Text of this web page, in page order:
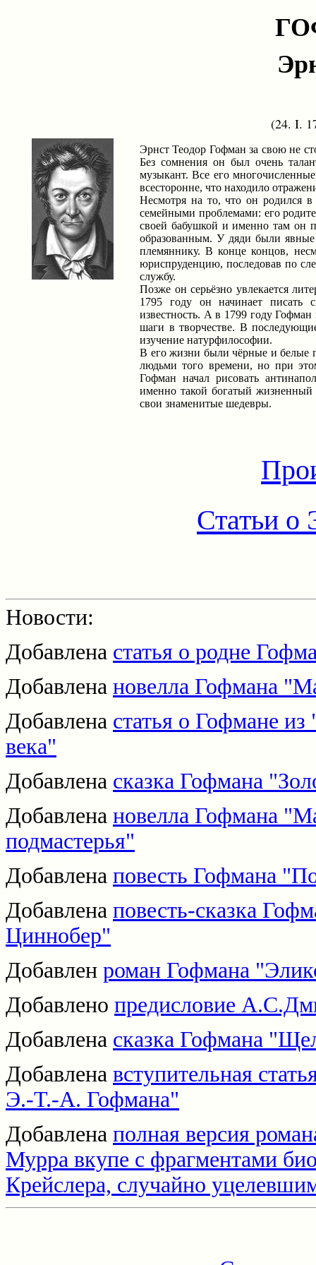
(24. I.
Эрнст Теодор Гофман за свою не
Без сомнения он был очень
музыкант. Все его
всесторонне, что находило
Несмотря на то, что он родился в
семейными проблемами: его
своей бабушкой и именно там он
образованным. У дяди были явные
племяннику. В конце концов,
юриспруденцию, последовав по
службу.
Позже он серьёзно увлекается
1795 году он начинает
известность. А в 1799 году
шаги в творчестве. В
изучение натурфилософии.
В его жизни были чёрные и белые
людьми того времени, но при
Гофман начал рисовать
именно такой богатый
свои знаменитые шедевры.
Статьи
Новости:
Добавлена статья о родне
Добавлена новелла Гофмана
Добавлена статья о Гофмане
века"
Добавлена сказка Гофмана
Добавлена новелла Гофмана
подмастерья"
Добавлена повесть Гофмана
Добавлена повесть-сказка
Циннобер"
Добавлен роман Гофмана
Добавлено предисловие
Добавлена сказка Гофмана
Добавлена вступительная
Э.-Т.-А. Гофмана"
Добавлена полная версия
Мурра вкупе с фрагментами
Крейслера, случайно